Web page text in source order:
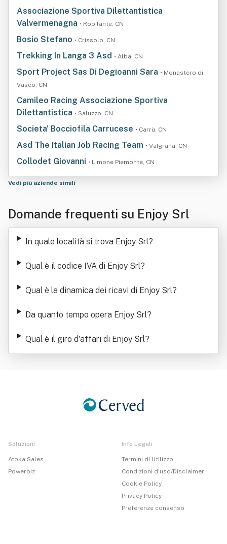
Associazione Sportiva Dilettantistica
Valvermenagna • Robilante, CN
Bosio Stefano • Crissolo, CN
Trekking In Langa 3 Asd • Alba, CN
Sport Project Sas Di Degioanni Sara • Monastero di
Vasco, CN
Camileo Racing Associazione Sportiva
Dilettantistica • Saluzzo, CN
Societa' Bocciofila Carrucese • Carrù, CN
Asd The Italian Job Racing Team • Valgrana, CN
Collodet Giovanni • Limone Piemonte, CN
Vedi più aziende simili
Domande frequenti su Enjoy Srl
In quale località si trova Enjoy Srl?
Qual è il codice IVA di Enjoy Srl?
Qual è la dinamica dei ricavi di Enjoy Srl?
Da quanto tempo opera Enjoy Srl?
Qual è il giro d'affari di Enjoy Srl?
Soluzioni
Atoka Sales
Powerbiz
Info Legali
Termini di Utilizzo
Condizioni d'uso/Disclaimer
Cookie Policy
Privacy Policy
Preferenze consenso